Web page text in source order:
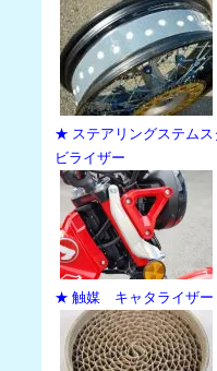
★ ステアリングステムス
ビライザー
★ 触媒 キャタライザー